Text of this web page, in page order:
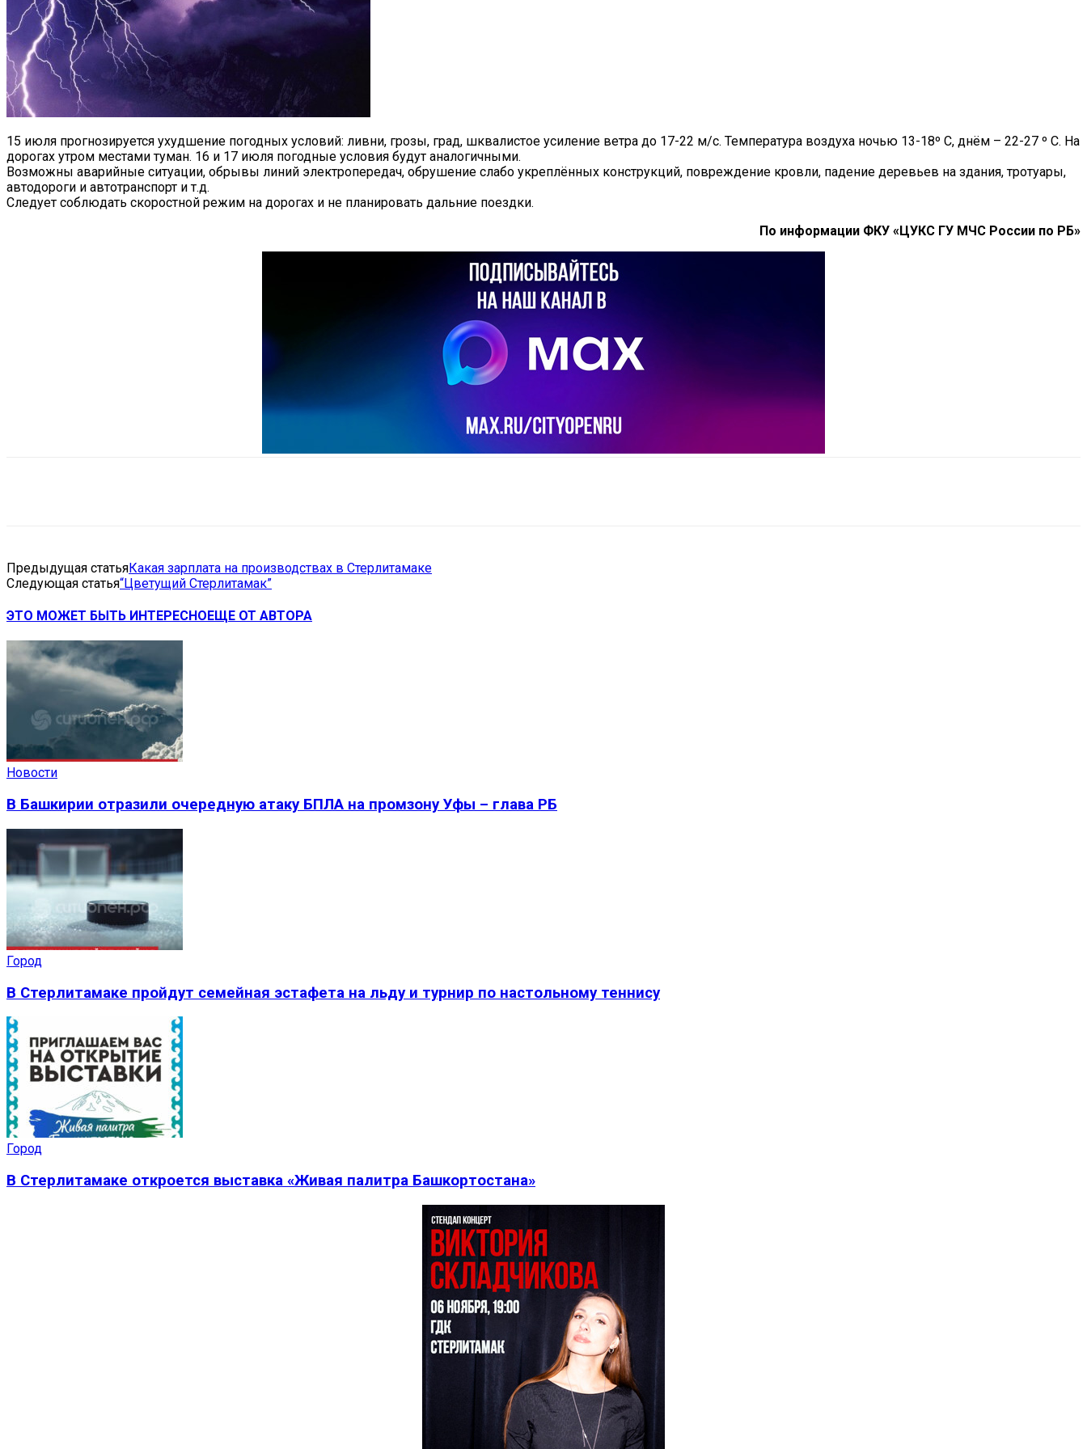
15 июля прогнозируется ухудшение погодных условий: ливни, грозы, град, шквалистое усиление ветра до 17-22 м/с. Температура воздуха ночью 13-18º С, днём – 22-27 º С. На
дорогах утром местами туман. 16 и 17 июля погодные условия будут аналогичными.
Возможны аварийные ситуации, обрывы линий электропередач, обрушение слабо укреплённых конструкций, повреждение кровли, падение деревьев на здания, тротуары,
автодороги и автотранспорт и т.д.
Следует соблюдать скоростной режим на дорогах и не планировать дальние поездки.
По информации ФКУ «ЦУКС ГУ МЧС России по РБ»
Предыдущая статьяКакая зарплата на производствах в Стерлитамаке
Следующая статья“Цветущий Стерлитамак”
ЭТО МОЖЕТ БЫТЬ ИНТЕРЕСНОЕЩЕ ОТ АВТОРА
Новости
В Башкирии отразили очередную атаку БПЛА на промзону Уфы – глава РБ
Город
В Стерлитамаке пройдут семейная эстафета на льду и турнир по настольному теннису
Город
В Стерлитамаке откроется выставка «Живая палитра Башкортостана»